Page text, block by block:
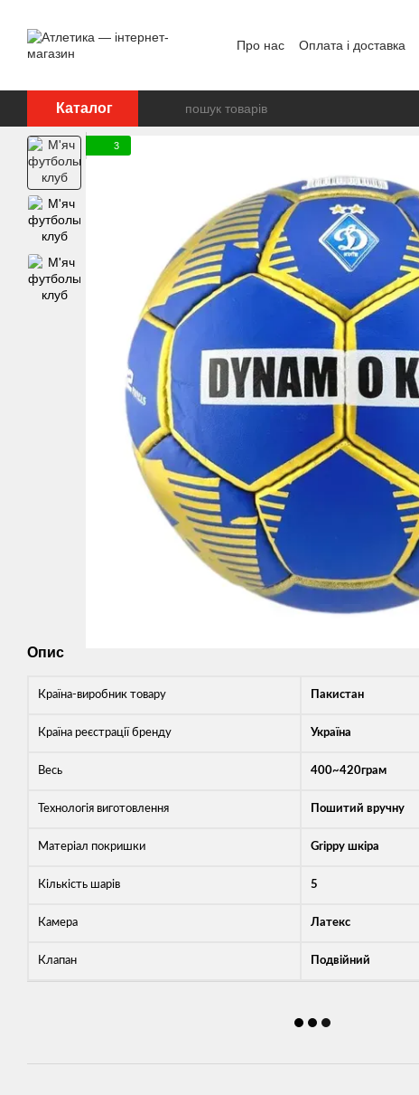
Про нас Оплата і доставка
Каталог
3
Опис
Країна-виробник товару Пакистан
Країна реєстрації бренду Україна
Весь 400~420грам
Технологія виготовлення Пошитий вручну
Матеріал покришки Grippy шкіра
Кількість шарів 5
Камера Латекс
Клапан Подвійний